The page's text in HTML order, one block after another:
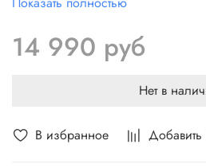
В избранное
способствует удобной
14 990 руб
Нет в